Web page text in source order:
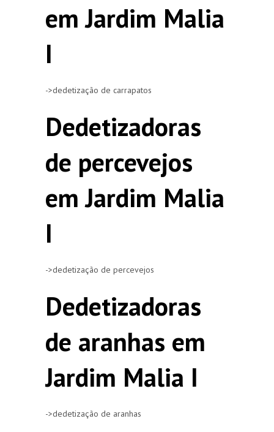
em Jardim Malia
I
->dedetização de carrapatos
Dedetizadoras
de percevejos
em Jardim Malia
I
->dedetização de percevejos
Dedetizadoras
de aranhas em
Jardim Malia I
->dedetização de aranhas